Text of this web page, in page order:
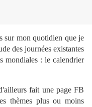
sur mon quotidien que je
des journées existantes
mondiales : le calendrier
fait une page FB
thèmes plus ou moins